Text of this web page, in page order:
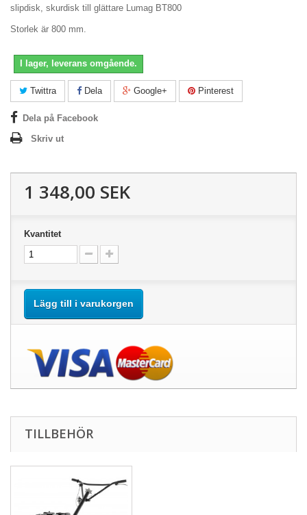
slipdisk, skurdisk till glättare Lumag BT800
Storlek är 800 mm.
I lager, leverans omgående.
Twittra Dela Google+ Pinterest
Dela på Facebook
Skriv ut
1 348,00 SEK
Kvantitet
Lägg till i varukorgen
TILLBEHÖR